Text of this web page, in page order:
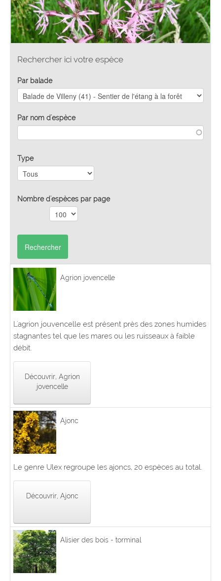
Rechercher ici votre espèce
Par balade
Par nom d'espèce
Type
Nombre d'espèces par page
Rechercher
Agrion jovencelle
L'agrion jouvencelle est présent près des zones humides
stagnantes tel que les mares ou les ruisseaux à faible
débit.
Découvrir, Agrion
jovencelle
Ajonc
Le genre Ulex regroupe les ajoncs, 20 espèces au total.
Découvrir, Ajonc
Alisier des bois - torminal